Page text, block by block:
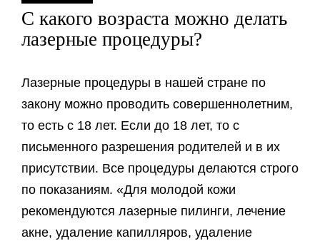
С какого возраста можно делать
лазерные процедуры?
Лазерные процедуры в нашей стране по
закону можно проводить совершеннолетним,
то есть с 18 лет. Если до 18 лет, то с
письменного разрешения родителей и в их
присутствии. Все процедуры делаются строго
по показаниям. «Для молодой кожи
рекомендуются лазерные пилинги, лечение
акне, удаление капилляров, удаление